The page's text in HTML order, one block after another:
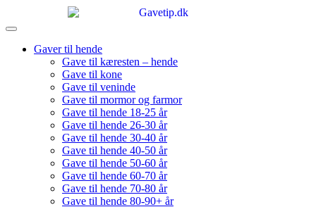
Gaver til hende
Gave til kæresten – hende
Gave til kone
Gave til veninde
Gave til mormor og farmor
Gave til hende 18-25 år
Gave til hende 26-30 år
Gave til hende 30-40 år
Gave til hende 40-50 år
Gave til hende 50-60 år
Gave til hende 60-70 år
Gave til hende 70-80 år
Gave til hende 80-90+ år